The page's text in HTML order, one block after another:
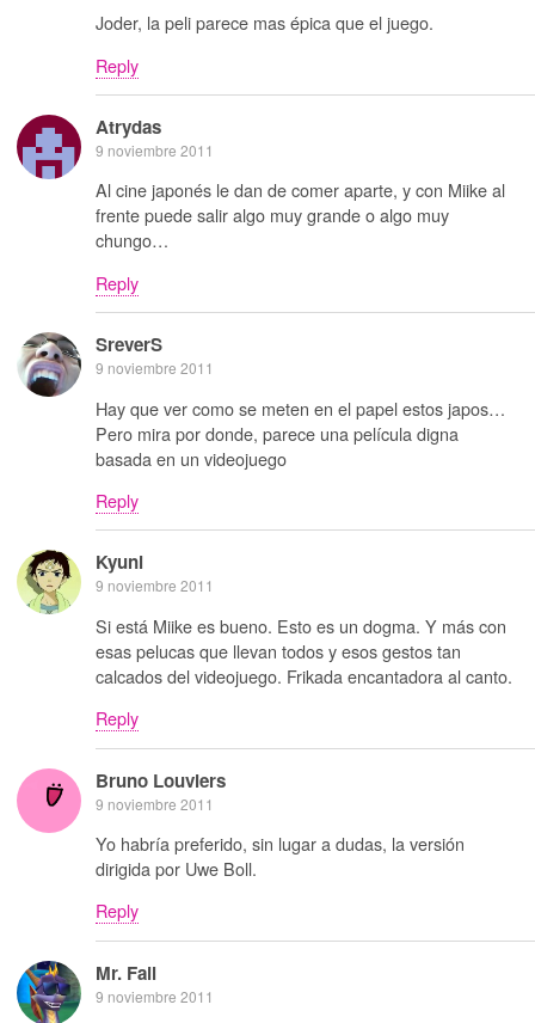
Joder, la peli parece mas épica que el juego.
Reply
Atrydas
9 noviembre 2011
Al cine japonés le dan de comer aparte, y con Miike al
frente puede salir algo muy grande o algo muy
chungo…
Reply
SreverS
9 noviembre 2011
Hay que ver como se meten en el papel estos japos…
Pero mira por donde, parece una película digna
basada en un videojuego
Reply
Kyuni
9 noviembre 2011
Si está Miike es bueno. Esto es un dogma. Y más con
esas pelucas que llevan todos y esos gestos tan
calcados del videojuego. Frikada encantadora al canto.
Reply
Bruno Louviers
9 noviembre 2011
Yo habría preferido, sin lugar a dudas, la versión
dirigida por Uwe Boll.
Reply
Mr. Fail
9 noviembre 2011